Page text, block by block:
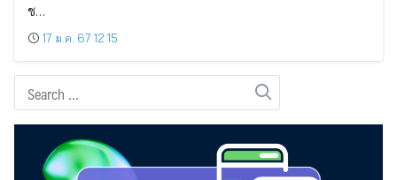
ช…
17 ม.ค. 67 12:15